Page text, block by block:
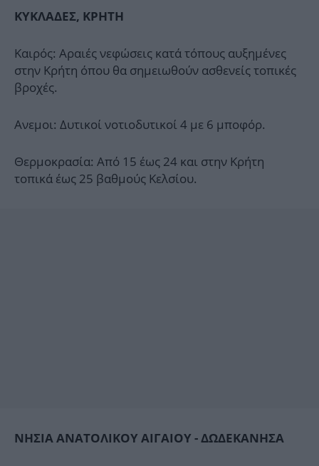
ΚΥΚΛΑΔΕΣ, ΚΡΗΤΗ
Καιρός: Αραιές νεφώσεις κατά τόπους αυξημένες
στην Κρήτη όπου θα σημειωθούν ασθενείς τοπικές
βροχές.
Ανεμοι: Δυτικοί νοτιοδυτικοί 4 με 6 μποφόρ.
Θερμοκρασία: Από 15 έως 24 και στην Κρήτη
τοπικά έως 25 βαθμούς Κελσίου.
ΝΗΣΙΑ ΑΝΑΤΟΛΙΚΟΥ ΑΙΓΑΙΟΥ - ΔΩΔΕΚΑΝΗΣΑ